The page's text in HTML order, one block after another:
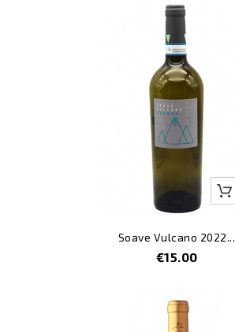
Soave Vulcano 2022...
Price
€15.00